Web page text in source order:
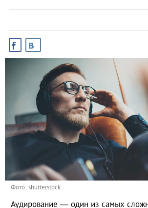
Фото: shutterstock
Аудирование — один из самых